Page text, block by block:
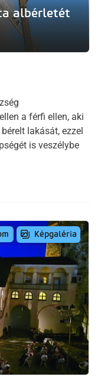
albérletét
a férfi ellen, aki
lakását, ezzel
is veszélybe
Képgaléria